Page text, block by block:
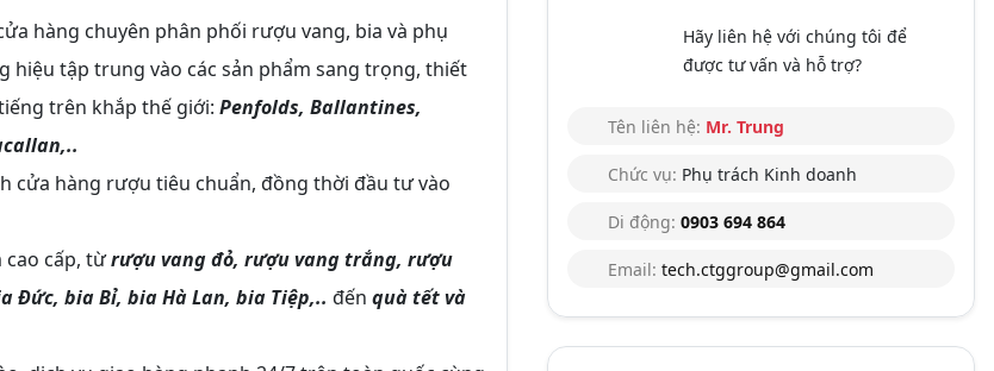
hàng chuyên phân phối rượu vang, bia và phụ
hiệu tập trung vào các sản phẩm sang trọng, thiết
trên khắp thế giới: Penfolds, Ballantines,
cửa hàng rượu tiêu chuẩn, đồng thời đầu tư vào
cao cấp, từrượu vang đỏ, rượu vang trắng, rượu
Đức, bia Bỉ, bia Hà Lan, bia Tiệp,.. đến quà tết và
Hãy liên hệ với chúng tôi để
được tư vấn và hỗ trợ?
Tên liên hệ: Mr. Trung
Chức vụ: Phụ trách Kinh doanh
Di động: 0903 694 864
Email: tech.ctggroup@gmail.com